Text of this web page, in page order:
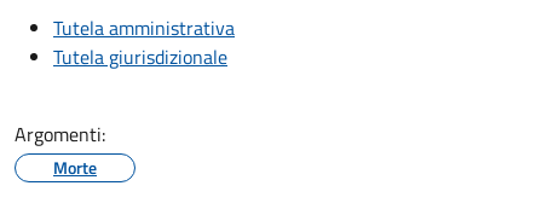
Tutela amministrativa
Tutela giurisdizionale
Argomenti:
Morte